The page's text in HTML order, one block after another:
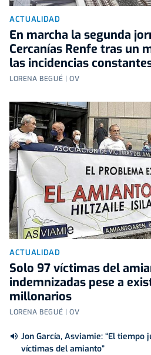
ACTUALIDAD
En marcha la segunda
Cercanías Renfe tras un
las incidencias
LORENA BEGUÉ | OV
ACTUALIDAD
Solo 97 víctimas del
indemnizadas pese a
millonarios
LORENA BEGUÉ | OV
Jon García, Asviamie: “El tiempo
víctimas del amianto”